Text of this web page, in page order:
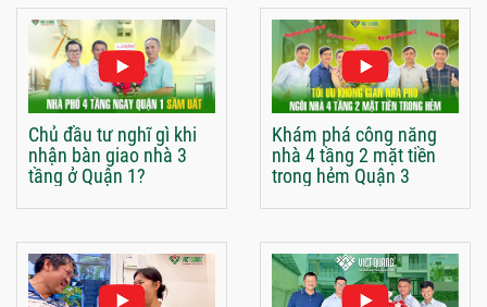
Chủ đầu tư nghĩ gì khi
nhận bàn giao nhà 3
tầng ở Quận 1?
Khám phá công năng
nhà 4 tầng 2 mặt tiền
trong hẻm Quận 3